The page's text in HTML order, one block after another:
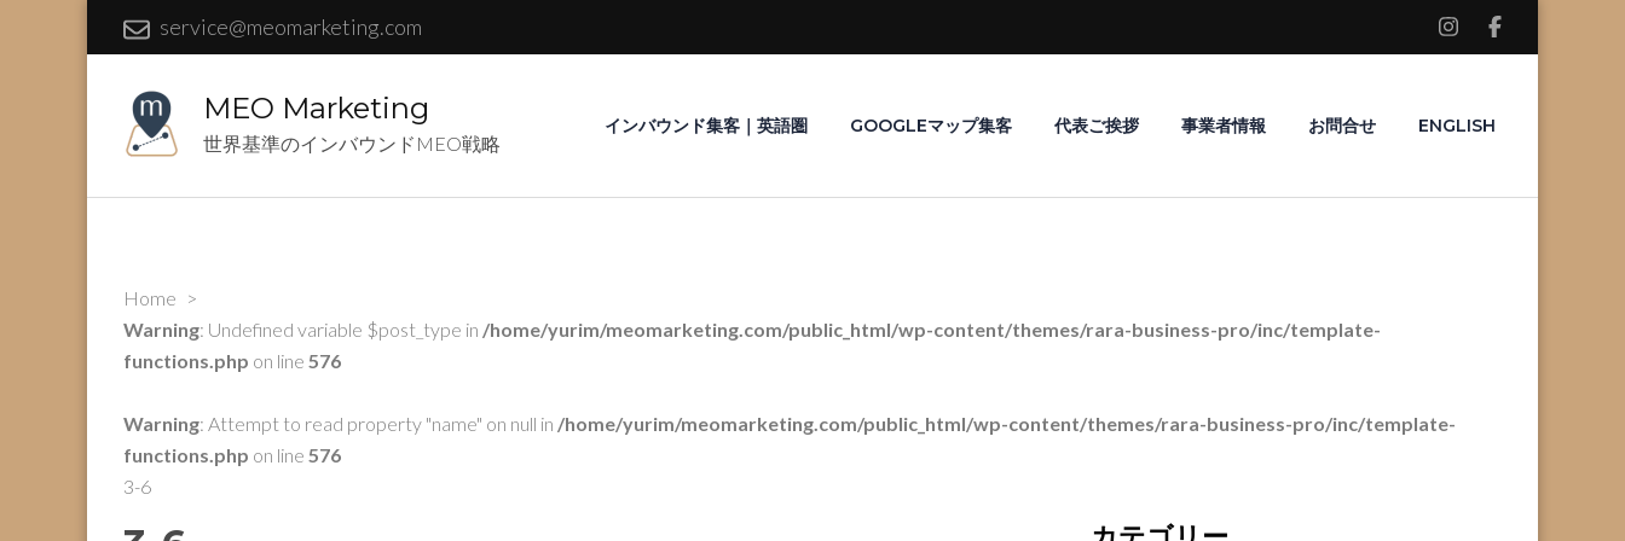
service@meomarketing.com
MEO Marketing
世界基準のインバウンドMEO戦略
インバウンド集客｜英語圏 GOOGLEマップ集客 代表ご挨拶 事業者情報 お問合せ ENGLISH
Home >
Warning: Undefined variable $post_type in /home/yurim/meomarketing.com/public_html/wp-content/themes/rara-business-pro/inc/template-
functions.php on line 576
Warning: Attempt to read property "name" on null in /home/yurim/meomarketing.com/public_html/wp-content/themes/rara-business-pro/inc/template-
functions.php on line 576
3-6